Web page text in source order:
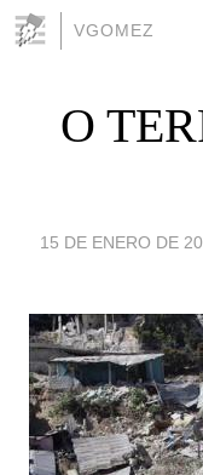
VGOMEZ
O
15 DE ENERO DE